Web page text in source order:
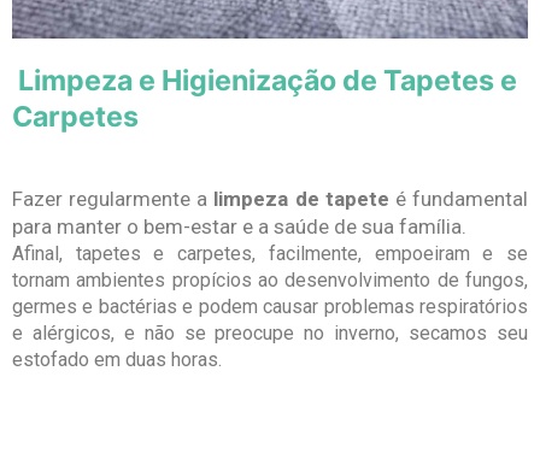
Limpeza e Higienização de Tapetes e
Carpetes
Fazer regularmente a limpeza de tapete é fundamental
para manter o bem-estar e a saúde de sua família.
Afinal, tapetes e carpetes, facilmente, empoeiram e se
tornam ambientes propícios ao desenvolvimento de fungos,
germes e bactérias e podem causar problemas respiratórios
e alérgicos, e não se preocupe no inverno, secamos seu
estofado em duas horas.